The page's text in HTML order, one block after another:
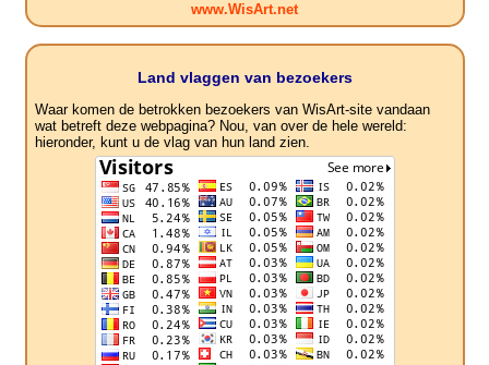
www.WisArt.net
Land vlaggen van bezoekers
Waar komen de betrokken bezoekers van WisArt-site vandaan
wat betreft deze webpagina? Nou, van over de hele wereld:
hieronder, kunt u de vlag van hun land zien.